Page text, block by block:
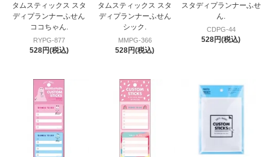
タムスティックス スタ
ディプランナーふせん
ココちゃん.
RYPG-877
528円(税込)
タムスティックス スタ
ディプランナーふせん
シック.
MMPG-366
528円(税込)
スタディプランナーふせ
ん.
CDPG-44
528円(税込)